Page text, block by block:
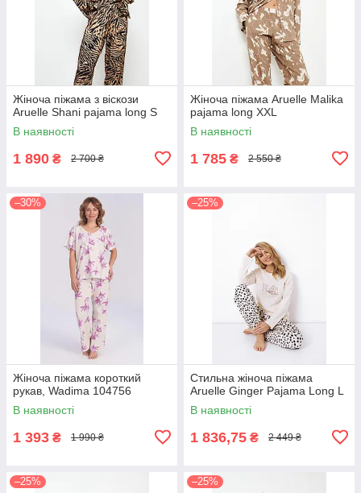
Жіноча піжама з віскози
Aruelle Shani pajama long S
В наявності
1 890 ₴ 2 700 ₴
Жіноча піжама Aruelle Malika
pajama long XXL
В наявності
1 785 ₴ 2 550 ₴
–30%
Жіноча піжама короткий
рукав, Wadima 104756
В наявності
1 393 ₴ 1 990 ₴
–25%
Стильна жіноча піжама
Aruelle Ginger Pajama Long L
В наявності
1 836,75 ₴ 2 449 ₴
–25% –25%